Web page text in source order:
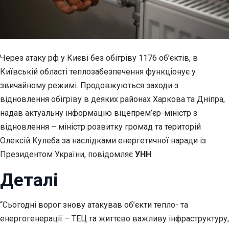
Через атаку рф у Києві без обігріву 1176 об’єктів, в
Київській області теплозабезпечення функціонує у
звичайному режимі. Продовжуються заходи з
відновлення обігріву в деяких районах Харкова та Дніпра,
надав актуальну інформацію віцепрем’єр-міністр з
відновлення – міністр розвитку громад та територій
Олексій Кулеба за наслідками енергетичної наради із
Президентом України, повідомляє УНН.
Деталі
“Сьогодні ворог знову атакував об’єкти тепло- та
енергогенерації – ТЕЦ та життєво важливу інфраструктуру,